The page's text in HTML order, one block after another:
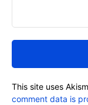
This site uses
comment data is